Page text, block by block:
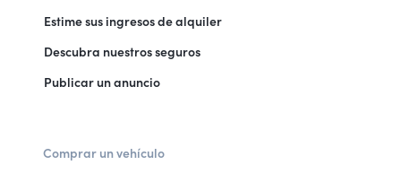
Estime sus ingresos de alquiler
Descubra nuestros seguros
Publicar un anuncio
Comprar un vehículo